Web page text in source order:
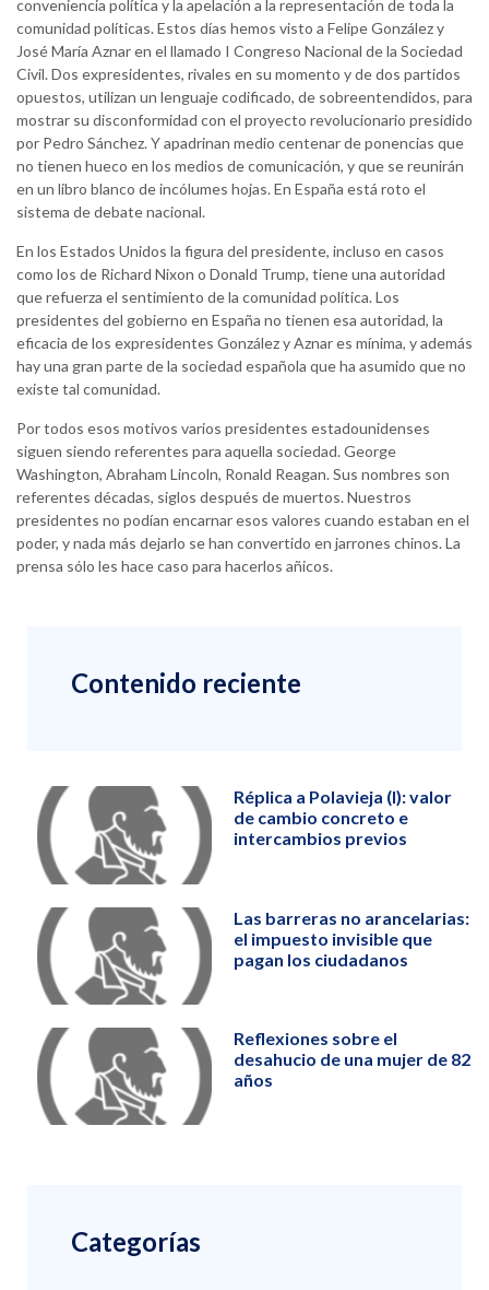
conveniencia política y la apelación a la representación de toda la
comunidad políticas. Estos días hemos visto a Felipe González y
José María Aznar en el llamado I Congreso Nacional de la Sociedad
Civil. Dos expresidentes, rivales en su momento y de dos partidos
opuestos, utilizan un lenguaje codificado, de sobreentendidos, para
mostrar su disconformidad con el proyecto revolucionario presidido
por Pedro Sánchez. Y apadrinan medio centenar de ponencias que
no tienen hueco en los medios de comunicación, y que se reunirán
en un libro blanco de incólumes hojas. En España está roto el
sistema de debate nacional.
En los Estados Unidos la figura del presidente, incluso en casos
como los de Richard Nixon o Donald Trump, tiene una autoridad
que refuerza el sentimiento de la comunidad política. Los
presidentes del gobierno en España no tienen esa autoridad, la
eficacia de los expresidentes González y Aznar es mínima, y además
hay una gran parte de la sociedad española que ha asumido que no
existe tal comunidad.
Por todos esos motivos varios presidentes estadounidenses
siguen siendo referentes para aquella sociedad. George
Washington, Abraham Lincoln, Ronald Reagan. Sus nombres son
referentes décadas, siglos después de muertos. Nuestros
presidentes no podían encarnar esos valores cuando estaban en el
poder, y nada más dejarlo se han convertido en jarrones chinos. La
prensa sólo les hace caso para hacerlos añicos.
Contenido reciente
Réplica a Polavieja (I): valor
de cambio concreto e
intercambios previos
Las barreras no arancelarias:
el impuesto invisible que
pagan los ciudadanos
Reflexiones sobre el
desahucio de una mujer de 82
años
Categorías